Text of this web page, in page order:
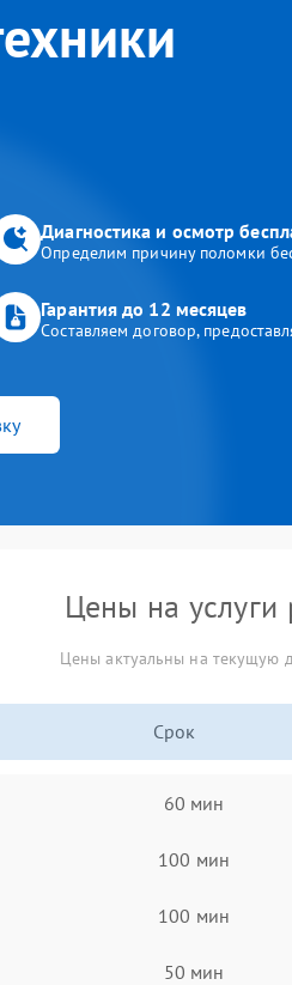
Диагностика и осмотр
Определим причину поломки
Гарантия до 12 месяцев
Составляем договор,
Цены на услуги
Цены актуальны на текущую
Срок
60 мин
100 мин
100 мин
50 мин